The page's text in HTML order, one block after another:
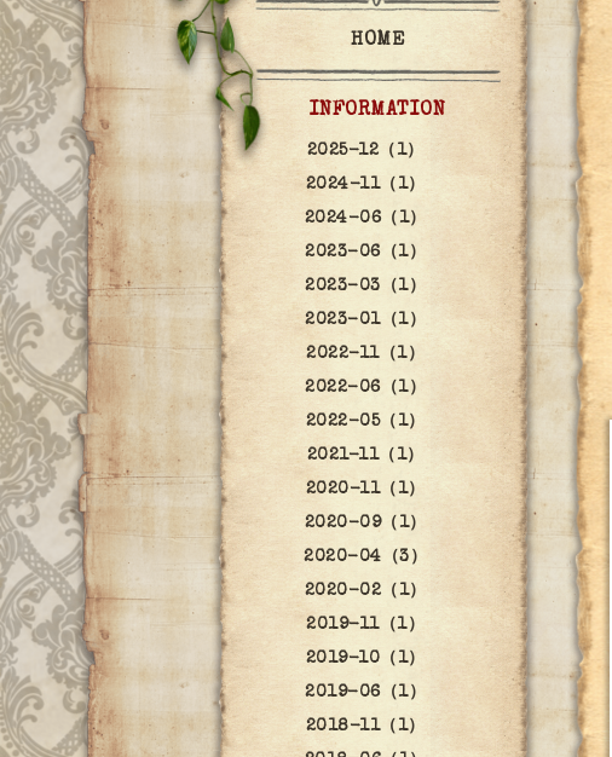
HOME
INFORMATION
2025-12（1）
2024-11（1）
2024-06（1）
2023-06（1）
2023-03（1）
2023-01（1）
2022-11（1）
2022-06（1）
2022-05（1）
2021-11（1）
2020-11（1）
2020-09（1）
2020-04（3）
2020-02（1）
2019-11（1）
2019-10（1）
2019-06（1）
2018-11（1）